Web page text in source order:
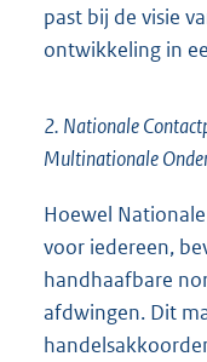
past bij de visie
ontwikkeling in
2. Nationale
Multinationale
Hoewel
voor iedereen,
handhaafbare
afdwingen. Dit